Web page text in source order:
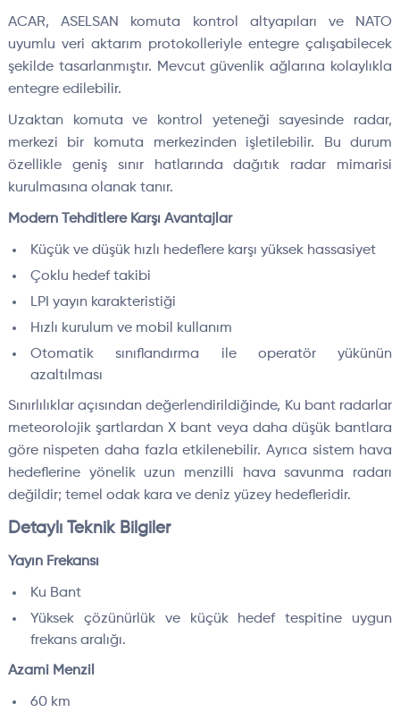
ACAR, ASELSAN komuta kontrol altyapıları ve NATO
uyumlu veri aktarım protokolleriyle entegre çalışabilecek
şekilde tasarlanmıştır. Mevcut güvenlik ağlarına kolaylıkla
entegre edilebilir.
Uzaktan komuta ve kontrol yeteneği sayesinde radar,
merkezi bir komuta merkezinden işletilebilir. Bu durum
özellikle geniş sınır hatlarında dağıtık radar mimarisi
kurulmasına olanak tanır.
Modern Tehditlere Karşı Avantajlar
Küçük ve düşük hızlı hedeflere karşı yüksek hassasiyet
Çoklu hedef takibi
LPI yayın karakteristiği
Hızlı kurulum ve mobil kullanım
Otomatik sınıflandırma ile operatör yükünün
azaltılması
Sınırlılıklar açısından değerlendirildiğinde, Ku bant radarlar
meteorolojik şartlardan X bant veya daha düşük bantlara
göre nispeten daha fazla etkilenebilir. Ayrıca sistem hava
hedeflerine yönelik uzun menzilli hava savunma radarı
değildir; temel odak kara ve deniz yüzey hedefleridir.
Detaylı Teknik Bilgiler
Yayın Frekansı
Ku Bant
Yüksek çözünürlük ve küçük hedef tespitine uygun
frekans aralığı.
Azami Menzil
60 km